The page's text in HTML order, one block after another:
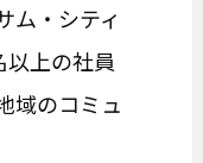
ム・シティ
上の社員
域のコミュ